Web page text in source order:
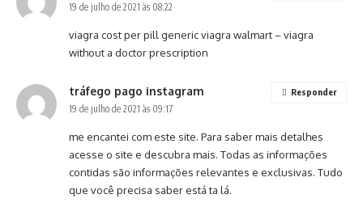
19 de julho de 2021 às 08:22
viagra cost per pill generic viagra walmart– viagra
without a doctor prescription
tráfego pago instagram
19 de julho de 2021 às 09:17
me encantei com este site. Para saber mais detalhes
acesse o site e descubra mais. Todas as informações
contidas são informações relevantes e exclusivas. Tudo
que você precisa saber está ta lá.
Responder